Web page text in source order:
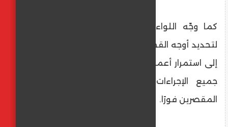
كما وجّه اللواء كدواني بفتح تحقيق عاجل
لتحديد أوجه القصور والإهمال الإداري الذي أدى
إلى استمرار أعمال البناء المخالف، مؤكدًا اتخاذ
جميع الإجراءات القانونية اللازمة ومحاسبة
المقصرين فورًا.